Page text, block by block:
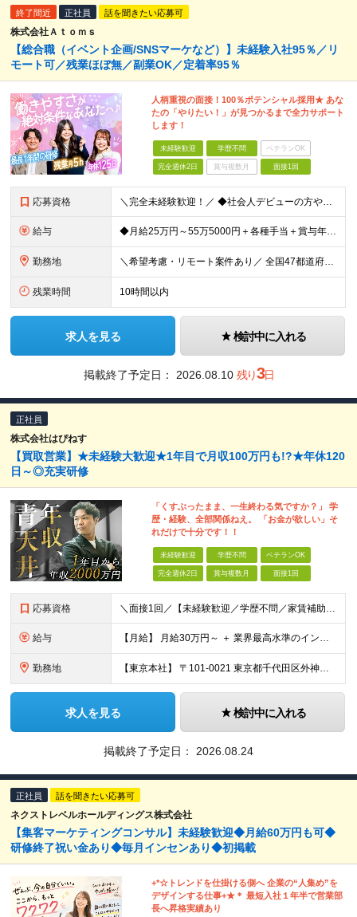
終了間近 正社員 話を聞きたい応募可
株式会社Ａｔｏｍｓ
【総合職（イベント企画/SNSマーケなど）】未経験入社95％／リ
モート可／残業ほぼ無／副業OK／定着率95％
人柄重視の面接！100％ポテンシャル採用★ あな
たの「やりたい！」が見つかるまで全力サポート
します！
未経験歓迎 学歴不問 ベテランOK
完全週休2日 賞与複数月 面接1回
応募資格 ＼完全未経験歓迎！／ ◆社会人デビューの方やフリーターの方もOK ◆第二新卒OK ◆学歴不問 ～まずは「話を聞いてみたい」という気持ちでOKです！～ 私たちは「ゼロから育てる」ことを前提の採用を
給与 ◆月給25万円～55万5000円＋各種手当＋賞与年1回 ※上記には固定残業代（月20時間／3万2400円）を含みます。超過分は別途支給します。 ※試用期間3～6ヶ月あり。期間中の給与は【給与欄】を
勤務地 ＼希望考慮・リモート案件あり／ 全国47都道府県のプロジェクト先 └好きな場所で勤務可能！◎ └Web系の総合職採用の場合、 デビュー後はフルリモート（完全在宅）案件8割！ ◎転勤の有無については
残業時間 10時間以内
求人を見る 検討中に入れる
掲載終了予定日： 2026.08.10 残り3日
正社員
株式会社はぴねす
【買取営業】★未経験大歓迎★1年目で月収100万円も!?★年休120
日～◎充実研修
「くすぶったまま、一生終わる気ですか？」 学
歴・経験、全部関係ねえ。 「お金が欲しい」そ
れだけで十分です！！
未経験歓迎 学歴不問 ベテランOK
完全週休2日 賞与複数月 面接1回
応募資格 ＼面接1回／【未経験歓迎／学歴不問／家賃補助あり】 社会人デビューや＆収入アップを実現したい方 人柄を重視した採用を行っています。 書類選考は厳格ではなく、面接は基本1回！スピーディに選考を進めてい
給与 【月給】 月給30万円～ ＋ 業界最高水準のインセンティブ ＋ 各種手当 「稼がせたい」という会社の想いから、還元率は粗利の10～28％に設定。 頑張りがそのまま月収に直結する、嘘のない給与体系です
勤務地 【東京本社】 〒101-0021 東京都千代田区外神田5-2-3 ┗最寄駅：御徒町駅／秋葉原駅 ┗受動喫煙対策：屋内禁煙 ■その他：神奈川県、埼玉県、千葉県や全国への出張もあり ※転居を伴う転勤は
求人を見る 検討中に入れる
掲載終了予定日： 2026.08.24
正社員 話を聞きたい応募可
ネクストレベルホールディングス株式会社
【集客マーケティングコンサル】未経験歓迎◆月給60万円も可◆
研修終了祝い金あり◆毎月インセンあり◆初掲載
+*☆トレンドを仕掛ける側へ 企業の“⼈集め”を
デザインする仕事+★＊ 最短⼊社１年半で営業部
⻑へ昇格実績あり